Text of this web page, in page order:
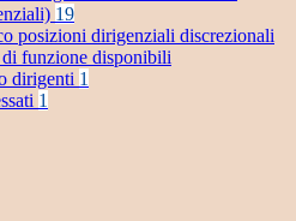
19
posizioni dirigenziali discrezionali
di funzione disponibili
dirigenti 1
1